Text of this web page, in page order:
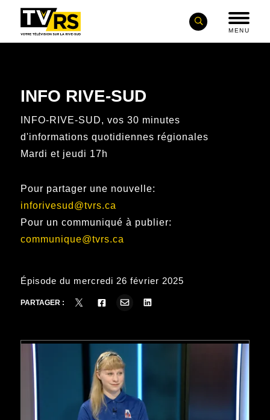
MENU
INFO RIVE-SUD
INFO-RIVE-SUD, vos 30 minutes
d'informations quotidiennes régionales
Mardi et jeudi 17h
Pour partager une nouvelle:
inforivesud@tvrs.ca
Pour un communiqué à publier:
communique@tvrs.ca
Épisode du mercredi 26 février 2025
PARTAGER :